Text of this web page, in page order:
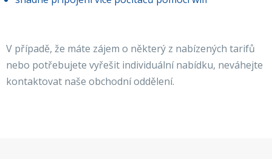
V případě, že máte zájem o některý z nabízených tarifů
nebo potřebujete vyřešit individuální nabídku, neváhejte
kontaktovat naše obchodní oddělení.